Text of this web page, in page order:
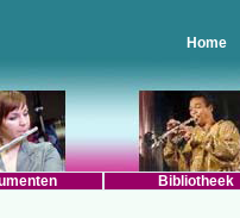
Home
Bibliotheek